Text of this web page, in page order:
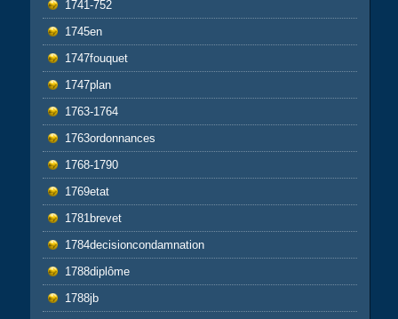
1741-752
1745en
1747fouquet
1747plan
1763-1764
1763ordonnances
1768-1790
1769etat
1781brevet
1784decisioncondamnation
1788diplôme
1788jb